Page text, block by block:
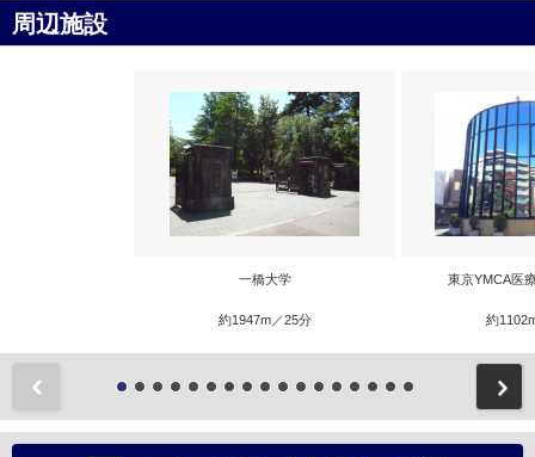
周辺施設
一橋大学
約1947m／25分
東京YMCA医
約